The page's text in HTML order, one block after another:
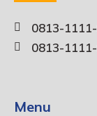
0813-
0813-
Menu